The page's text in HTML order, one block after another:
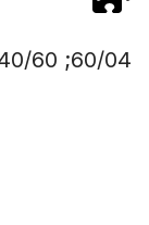
60/04; 40/60